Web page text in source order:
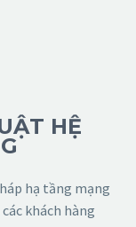
HỆ
hạ tầng mạng
khách hàng